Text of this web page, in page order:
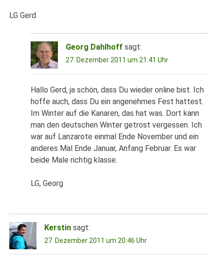
LG Gerd
Georg Dahlhoff sagt:
27. Dezember 2011 um 21:41 Uhr
Hallo Gerd, ja schön, dass Du wieder online bist. Ich
hoffe auch, dass Du ein angenehmes Fest hattest.
Im Winter auf die Kanaren, das hat was. Dort kann
man den deutschen Winter getrost vergessen. Ich
war auf Lanzarote einmal Ende November und ein
anderes Mal Ende Januar, Anfang Februar. Es war
beide Male richtig klasse.
LG, Georg
Kerstin sagt:
27. Dezember 2011 um 20:46 Uhr